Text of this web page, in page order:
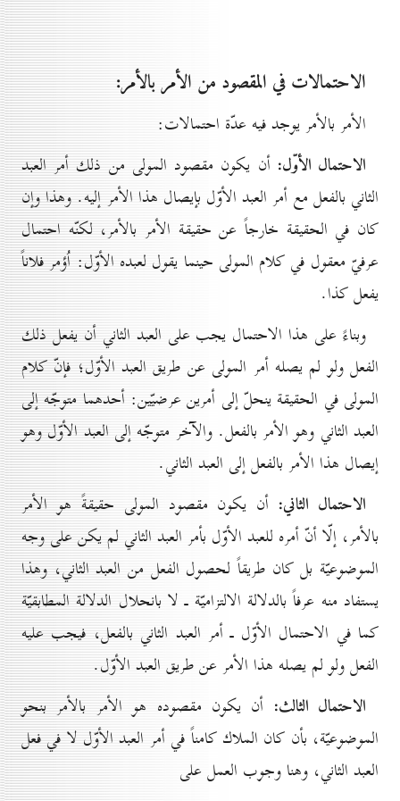
الاحتمالات في المقصود من الأمر بالأمر:
الأمر بالأمر يوجد فيه عدّة احتمالات:
الاحتمال الأوّل: أن يكون مقصود المولى من ذلك أمر العبد
الثاني بالفعل مع أمر العبد الأوّل بإيصال هذا الأمر إليه. وهذا وإن
كان في الحقيقة خارجاً عن حقيقة الأمر بالأمر، لكنّه احتمال
عرفيّ معقول في كلام المولى حينما يقول لعبده الأوّل: اُؤمر فلاناً
يفعل كذا.
وبناءً على هذا الاحتمال يجب على العبد الثاني أن يفعل ذلك
الفعل ولو لم يصله أمر المولى عن طريق العبد الأوّل؛ فإنّ كلام
المولى في الحقيقة ينحلّ إلى أمرين عرضيّين: أحدهما متوجّه إلى
العبد الثاني وهو الأمر بالفعل. والآخر متوجّه إلى العبد الأوّل وهو
إيصال هذا الأمر بالفعل إلى العبد الثاني.
الاحتمال الثاني: أن يكون مقصود المولى حقيقةً هو الأمر
بالأمر، إلّا أنّ أمره للعبد الأوّل بأمر العبد الثاني لم يكن على وجه
الموضوعيّة بل كان طريقاً لحصول الفعل من العبد الثاني، وهذا
يستفاد منه عرفاً بالدلالة الالتزاميّة ـ لا بانحلال الدلالة المطابقيّة
كما في الاحتمال الأوّل ـ أمر العبد الثاني بالفعل، فيجب عليه
الفعل ولو لم يصله هذا الأمر عن طريق العبد الأوّل.
الاحتمال الثالث: أن يكون مقصوده هو الأمر بالأمر بنحو
الموضوعيّة، بأن كان الملاك كامناً في أمر العبد الأوّل لا في فعل
العبد الثاني، وهنا وجوب العمل على